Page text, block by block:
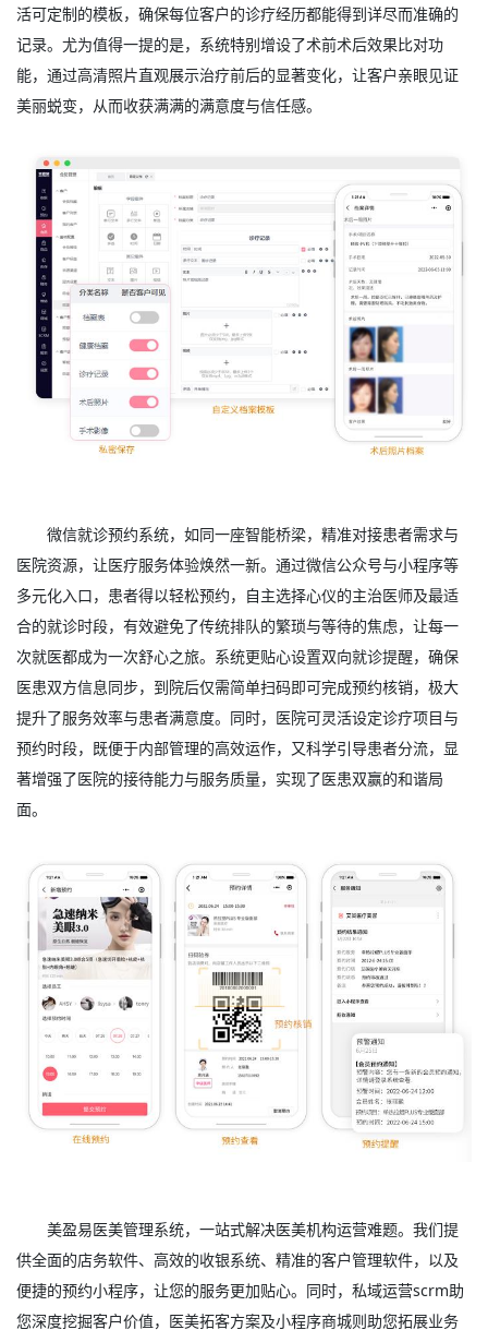
活可定制的模板，确保每位客户的诊疗经历都能得到详尽而准确的
记录。尤为值得一提的是，系统特别增设了术前术后效果比对功
能，通过高清照片直观展示治疗前后的显著变化，让客户亲眼见证
美丽蜕变，从而收获满满的满意度与信任感。
微信就诊预约系统，如同一座智能桥梁，精准对接患者需求与
医院资源，让医疗服务体验焕然一新。通过微信公众号与小程序等
多元化入口，患者得以轻松预约，自主选择心仪的主治医师及最适
合的就诊时段，有效避免了传统排队的繁琐与等待的焦虑，让每一
次就医都成为一次舒心之旅。系统更贴心设置双向就诊提醒，确保
医患双方信息同步，到院后仅需简单扫码即可完成预约核销，极大
提升了服务效率与患者满意度。同时，医院可灵活设定诊疗项目与
预约时段，既便于内部管理的高效运作，又科学引导患者分流，显
著增强了医院的接待能力与服务质量，实现了医患双赢的和谐局
面。
美盈易医美管理系统，一站式解决医美机构运营难题。我们提
供全面的店务软件、高效的收银系统、精准的客户管理软件，以及
便捷的预约小程序，让您的服务更加贴心。同时，私域运营scrm助
您深度挖掘客户价值，医美拓客方案及小程序商城则助您拓展业务